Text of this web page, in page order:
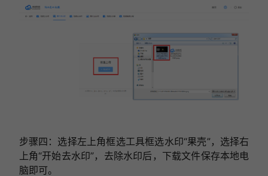
步骤四：选择左上角框选工具框选水印“果壳”，选择右
上角“开始去水印”，去除水印后，下载文件保存本地电
脑即可。